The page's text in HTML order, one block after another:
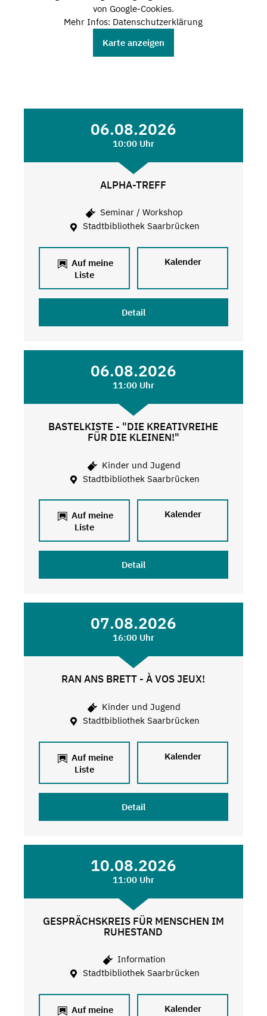
von Google-Cookies.
Mehr Infos: Datenschutzerklärung
Karte anzeigen
06.08.2026
10:00 Uhr
ALPHA-TREFF
Seminar / Workshop
Stadtbibliothek Saarbrücken
Auf meine
Liste
Kalender
Detail
06.08.2026
11:00 Uhr
BASTELKISTE - "DIE KREATIVREIHE
FÜR DIE KLEINEN!"
Kinder und Jugend
Stadtbibliothek Saarbrücken
Auf meine
Liste
Kalender
Detail
07.08.2026
16:00 Uhr
RAN ANS BRETT - À VOS JEUX!
Kinder und Jugend
Stadtbibliothek Saarbrücken
Auf meine
Liste
Kalender
Detail
10.08.2026
11:00 Uhr
GESPRÄCHSKREIS FÜR MENSCHEN IM
RUHESTAND
Information
Stadtbibliothek Saarbrücken
Auf meine
Kalender